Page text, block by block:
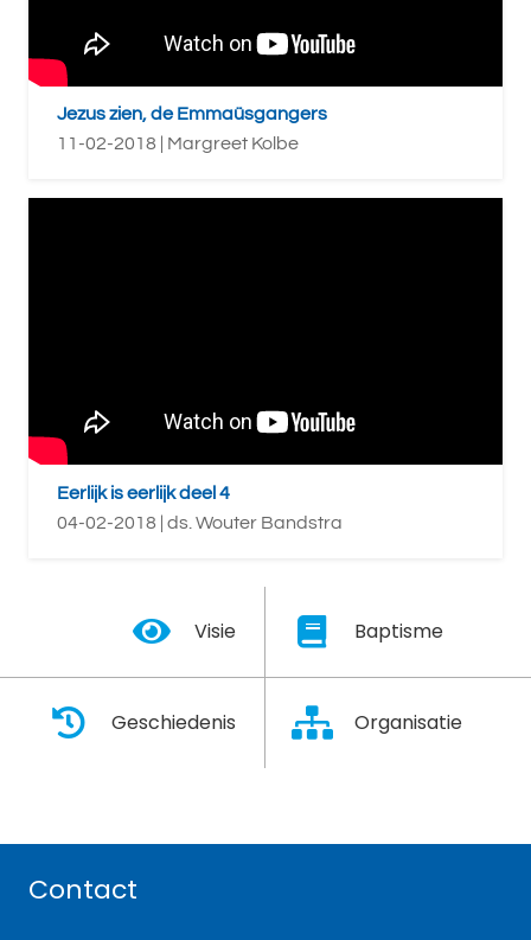
Jezus zien, de Emmaüsgangers
11-02-2018 | Margreet Kolbe
Eerlijk is eerlijk deel 4
04-02-2018 | ds. Wouter Bandstra
Visie Baptisme
Geschiedenis Organisatie
Contact